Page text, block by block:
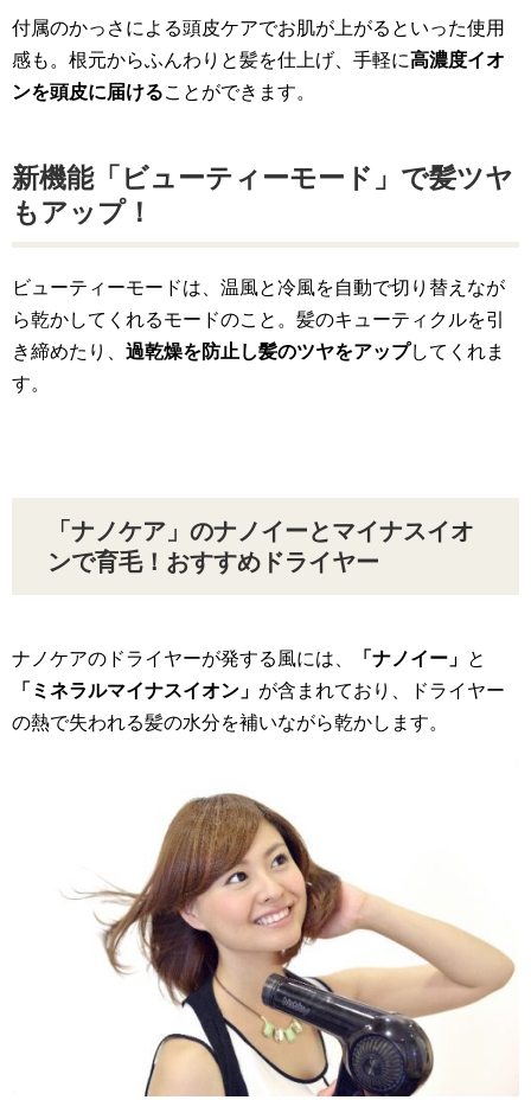
付属のかっさによる頭皮ケアでお肌が上がるといった使用
感も。根元からふんわりと髪を仕上げ、手軽に高濃度イオ
ンを頭皮に届けることができます。
新機能「ビューティーモード」で髪ツヤ
もアップ！
ビューティーモードは、温風と冷風を自動で切り替えなが
ら乾かしてくれるモードのこと。髪のキューティクルを引
き締めたり、 過乾燥を防止し髪のツヤをアップしてくれま
す。
「ナノケア」のナノイーとマイナスイオ
ンで育毛！おすすめドライヤー
ナノケアのドライヤーが発する風には、 「ナノイー」 と
「ミネラルマイナスイオン」 が含まれており、ドライヤー
の熱で失われる髪の水分を補いながら乾かします。